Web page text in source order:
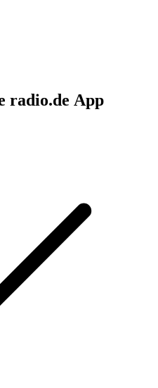
radio.de App